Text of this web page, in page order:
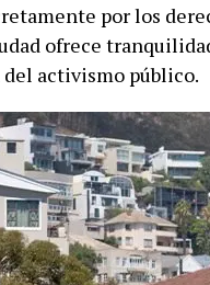
por los
ofrece
activismo público.